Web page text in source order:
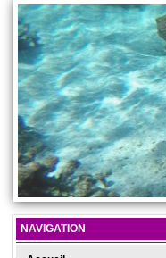
NAVIGATION